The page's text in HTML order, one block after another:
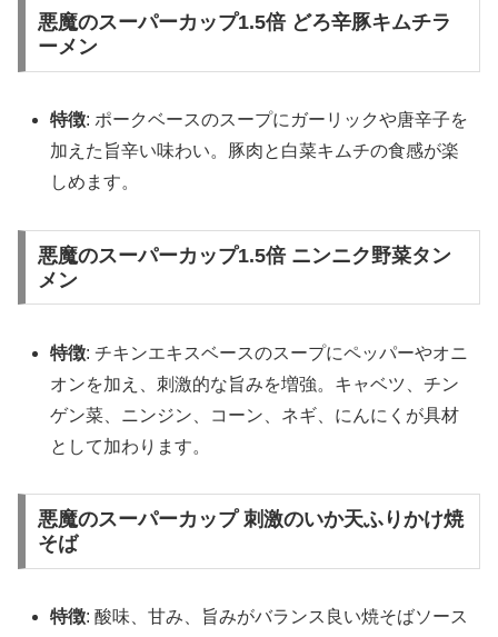
悪魔のスーパーカップ1.5倍 どろ辛豚キムチラ
ーメン
特徴: ポークベースのスープにガーリックや唐辛子を
加えた旨辛い味わい。豚肉と白菜キムチの食感が楽
しめます。
悪魔のスーパーカップ1.5倍 ニンニク野菜タン
メン
特徴: チキンエキスベースのスープにペッパーやオニ
オンを加え、刺激的な旨みを増強。キャベツ、チン
ゲン菜、ニンジン、コーン、ネギ、にんにくが具材
として加わります。
悪魔のスーパーカップ 刺激のいか天ふりかけ焼
そば
特徴: 酸味、甘み、旨みがバランス良い焼そばソース